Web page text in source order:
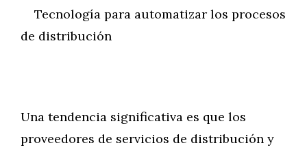
Tecnología para automatizar los procesos
de distribución
Una tendencia significativa es que los
proveedores de servicios de distribución y